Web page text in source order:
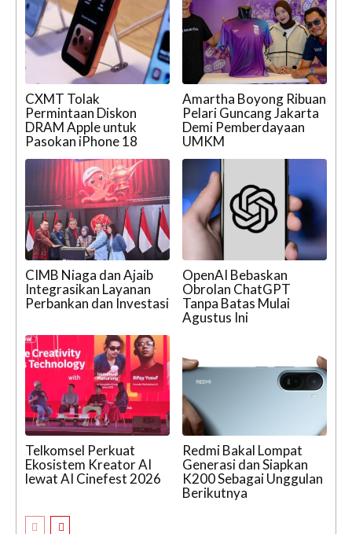
CXMT Tolak
Permintaan Diskon
DRAM Apple untuk
Pasokan iPhone 18
Amartha Boyong Ribuan
Pelari Guncang Jakarta
Demi Pemberdayaan
UMKM
CIMB Niaga dan Ajaib
Integrasikan Layanan
Perbankan dan Investasi
OpenAI Bebaskan
Obrolan ChatGPT
Tanpa Batas Mulai
Agustus Ini
Telkomsel Perkuat
Ekosistem Kreator AI
lewat AI Cinefest 2026
Redmi Bakal Lompat
Generasi dan Siapkan
K200 Sebagai Unggulan
Berikutnya